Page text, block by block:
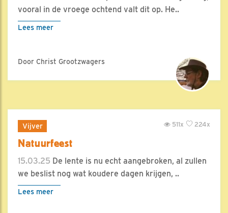
vooral in de vroege ochtend valt dit op. He..
Lees meer
Door Christ Grootzwagers
Vijver 224x
511x
Natuurfeest
15.03.25 De lente is nu echt aangebroken, al zullen
we beslist nog wat koudere dagen krijgen, ..
Lees meer